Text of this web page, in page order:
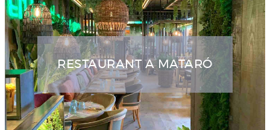
RESTAURANT A MATARÓ